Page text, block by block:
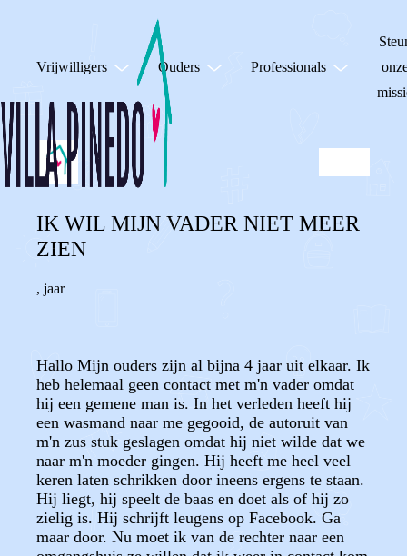
Vrijwilligers Ouders Professionals
IK WIL MIJN VADER NIET MEER
ZIEN
, jaar
Hallo Mijn ouders zijn al bijna 4 jaar uit elkaar. Ik
heb helemaal geen contact met m'n vader omdat
hij een gemene man is. In het verleden heeft hij
een wasmand naar me gegooid, de autoruit van
m'n zus stuk geslagen omdat hij niet wilde dat we
naar m'n moeder gingen. Hij heeft me heel veel
keren laten schrikken door ineens ergens te staan.
Hij liegt, hij speelt de baas en doet als of hij zo
zielig is. Hij schrijft leugens op Facebook. Ga
maar door. Nu moet ik van de rechter naar een